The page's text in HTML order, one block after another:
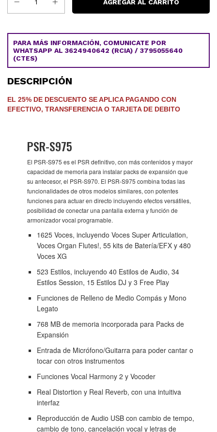
PARA MÁS INFORMACIÓN, COMUNICATE POR
WHATSAPP AL 3624940642 (RCIA) / 3795055640
(CTES)
DESCRIPCIÓN
EL 25% DE DESCUENTO SE APLICA PAGANDO CON
EFECTIVO, TRANSFERENCIA O TARJETA DE DEBITO
PSR-S975
El PSR-S975 es el PSR definitivo, con más contenidos y mayor
capacidad de memoria para instalar packs de expansión que
su antecesor, el PSR-S970. El PSR-S975 combina todas las
funcionalidades de otros modelos similares, con potentes
funciones para actuar en directo incluyendo efectos versátiles,
posibilidad de conectar una pantalla externa y función de
armonizador vocal programable.
1625 Voces, incluyendo Voces Super Articulation,
Voces Organ Flutes!, 55 kits de Batería/EFX y 480
Voces XG
523 Estilos, incluyendo 40 Estilos de Audio, 34
Estilos Session, 15 Estilos DJ y 3 Free Play
Funciones de Relleno de Medio Compás y Mono
Legato
768 MB de memoria incorporada para Packs de
Expansión
Entrada de Micrófono/Guitarra para poder cantar o
tocar con otros instrumentos
Funciones Vocal Harmony 2 y Vocoder
Real Distortion y Real Reverb, con una intuitiva
interfaz
Reproducción de Audio USB con cambio de tempo,
cambio de tono, cancelación vocal y letras de